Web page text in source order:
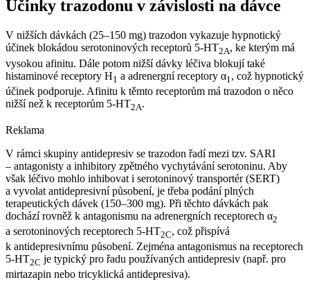
Účinky trazodonu v závislosti na dávce
V nižších dávkách (25–150 mg) trazodon vykazuje hypnotický
účinek blokádou serotoninových receptorů 5-HT2A, ke kterým má
vysokou afinitu. Dále potom nižší dávky léčiva blokují také
histaminové receptory H1 a adrenergní receptory α1 , což hypnotický
účinek podporuje. Afinitu k těmto receptorům má trazodon o něco
nižší než k receptorům 5-HT2A.
Reklama
V rámci skupiny antidepresiv se trazodon řadí mezi tzv. SARI
–⁠ antagonisty a inhibitory zpětného vychytávání serotoninu. Aby
však léčivo mohlo inhibovat i serotoninový transportér (SERT)
a vyvolat antidepresivní působení, je třeba podání plných
terapeutických dávek (150–300 mg). Při těchto dávkách pak
dochází rovněž k antagonismu na adrenergních receptorech α2
a serotoninových receptorech 5-HT2C, což přispívá
k antidepresivnímu působení. Zejména antagonismus na receptorech
5-HT2C je typický pro řadu používaných antidepresiv (např. pro
mirtazapin nebo tricyklická antidepresiva).